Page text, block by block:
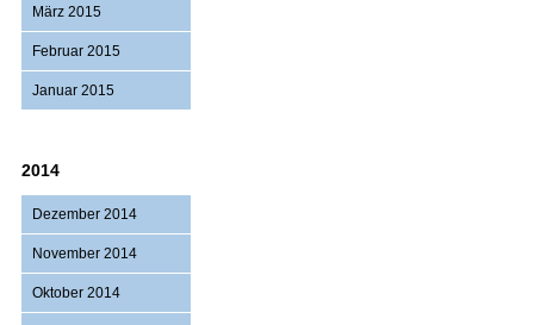
März 2015
Februar 2015
Januar 2015
2014
Dezember 2014
November 2014
Oktober 2014